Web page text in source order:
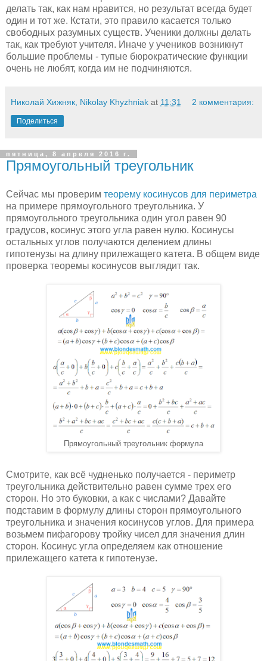
делать так, как нам нравится, но результат всегда будет
один и тот же. Кстати, это правило касается только
свободных разумных существ. Ученики должны делать
так, как требуют учителя. Иначе у учеников возникнут
большие проблемы - тупые бюрократические функции
очень не любят, когда им не подчиняются.
Николай Хижняк, Nikolay Khyzhniak at 11:31 2 комментария:
Поделиться
пятница, 8 апреля 2016 г.
Прямоугольный треугольник
Сейчас мы проверим теорему косинусов для периметра
на примере прямоугольного треугольника. У
прямоугольного треугольника один угол равен 90
градусов, косинус этого угла равен нулю. Косинусы
остальных углов получаются делением длины
гипотенузы на длину прилежащего катета. В общем виде
проверка теоремы косинусов выглядит так.
Прямоугольный треугольник формула
Смотрите, как всё чудненько получается - периметр
треугольника действительно равен сумме трех его
сторон. Но это буковки, а как с числами? Давайте
подставим в формулу длины сторон прямоугольного
треугольника и значения косинусов углов. Для примера
возьмем пифагорову тройку чисел для значения длин
сторон. Косинус угла определяем как отношение
прилежащего катета к гипотенузе.